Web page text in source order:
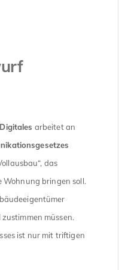
arbeitet an
das
Wohnung bringen soll.
müssen.
ist nur mit triftigen